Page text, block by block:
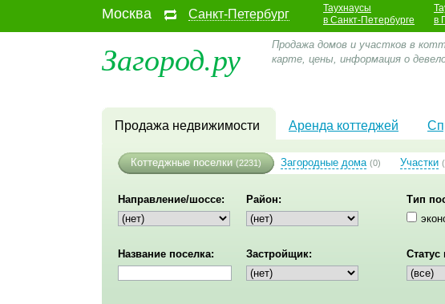
Москва Санкт-Петербург
Таухнаусы
в Санкт-Петербурге
в
Загород.ру
Продажа домов и участков в
карте, цены, информация о
Продажа недвижимости Аренда коттеджей
Коттеджные поселки (2231) Загородные дома (0) Участки
Направление/шоссе: Район:
Тип
Название поселка: Застройщик: Статус